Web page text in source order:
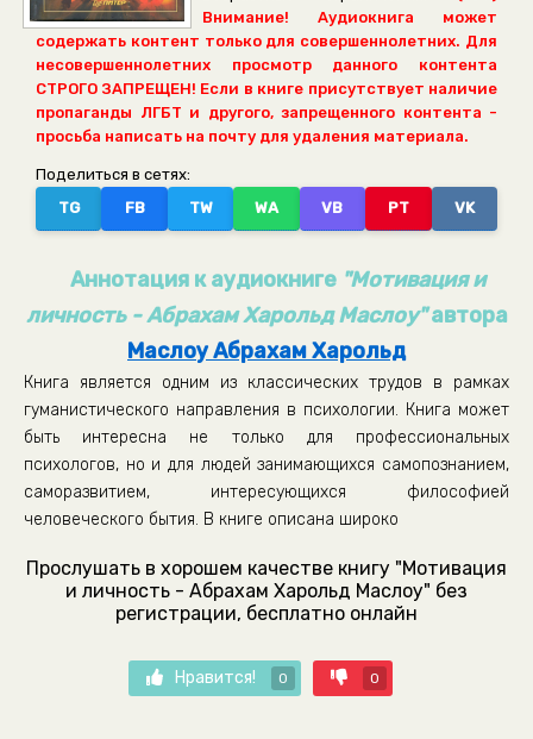
Внимание! Аудиокнига может
содержать контент только для совершеннолетних. Для
несовершеннолетних просмотр данного контента
СТРОГО ЗАПРЕЩЕН! Если в книге присутствует наличие
пропаганды ЛГБТ и другого, запрещенного контента -
просьба написать на почту для удаления материала.
Поделиться в сетях:
TG
FB TW WA VB PT VK
Аннотация к аудиокниге "Мотивация и
личность - Абрахам Харольд Маслоу"автора
Маслоу Абрахам Харольд
Книга является одним из классических трудов в рамках
гуманистического направления в психологии. Книга может
быть интересна не только для профессиональных
психологов, но и для людей занимающихся самопознанием,
саморазвитием, интересующихся философией
человеческого бытия. В книге описана широко
Прослушать в хорошем качестве книгу "Мотивация
и личность - Абрахам Харольд Маслоу" без
регистрации, бесплатно онлайн
Нравится! 0 0